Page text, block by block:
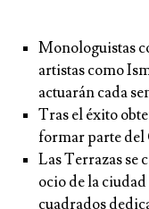
Monologuistas
artistas como
actuarán cada
Tras el éxito
formar parte del
Las Terrazas se
ocio de la
cuadrados